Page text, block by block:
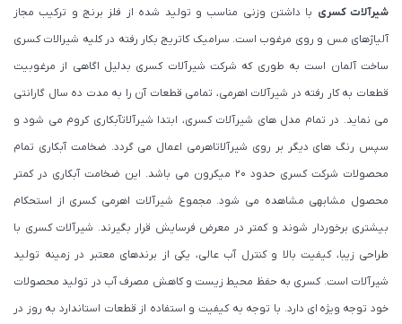
شیرآلات کسری با داشتن وزنی مناسب و تولید شده از فلز برنج و ترکیب مجاز
آلیاژهای مس و روی مرغوب است. سرامیک کاتریج بکار رفته در کلیه شیرالات کسری
ساخت آلمان است به طوری که شرکت شیرآلات کسری بدلیل اگاهی از مرغوبیت
قطعات به کار رفته در شیرآلات اهرمی، تمامی قطعات آن را به مدت ده سال گارانتی
می نماید. در تمام مدل های شیرآلات کسری، ابتدا شیرآلاتآبکاری کروم می شود و
سپس رنگ های دیگر بر روی شیرآلاتاهرمی اعمال می گردد. ضخامت آبکاری تمام
محصولات شرکت کسری حدود ۲۰ میکرون می باشد. این ضخامت آبکاری در کمتر
محصول مشابهی مشاهده می شود. مجموع شیرآلات اهرمی کسری از استحکام
بیشتری برخوردار شوند و کمتر در معرض فرسایش قرار بگیرند. شیرآلات کسری با
طراحی زیبا، کیفیت بالا و کنترل آب عالی، یکی از برندهای معتبر در زمینه تولید
شیرآلات است. کسری به حفظ محیط زیست و کاهش مصرف آب در تولید محصولات
خود توجه ویژه ای دارد. با توجه به کیفیت و استفاده از قطعات استاندارد به روز در